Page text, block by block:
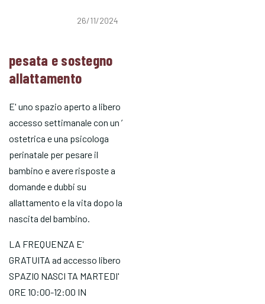
26/11/2024
pesata e sostegno
allattamento
E' uno spazio aperto a libero
accesso settimanale con un ’
ostetrica e una psicologa
perinatale per pesare il
bambino e avere risposte a
domande e dubbi su
allattamento e la vita dopo la
nascita del bambino.
LA FREQUENZA E'
GRATUITA ad accesso libero
SPAZIO NASCI TA MARTEDI'
ORE 10:00-12:00 IN